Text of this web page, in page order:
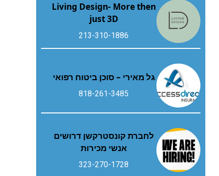
Living Design- More then
just 3D
213-310-1886
גל מאירי – סוכן ביטוח רפואי
818-261-3485
לחברת קונסטרקשן דרושים
אנשי מכירות
323-270-1728